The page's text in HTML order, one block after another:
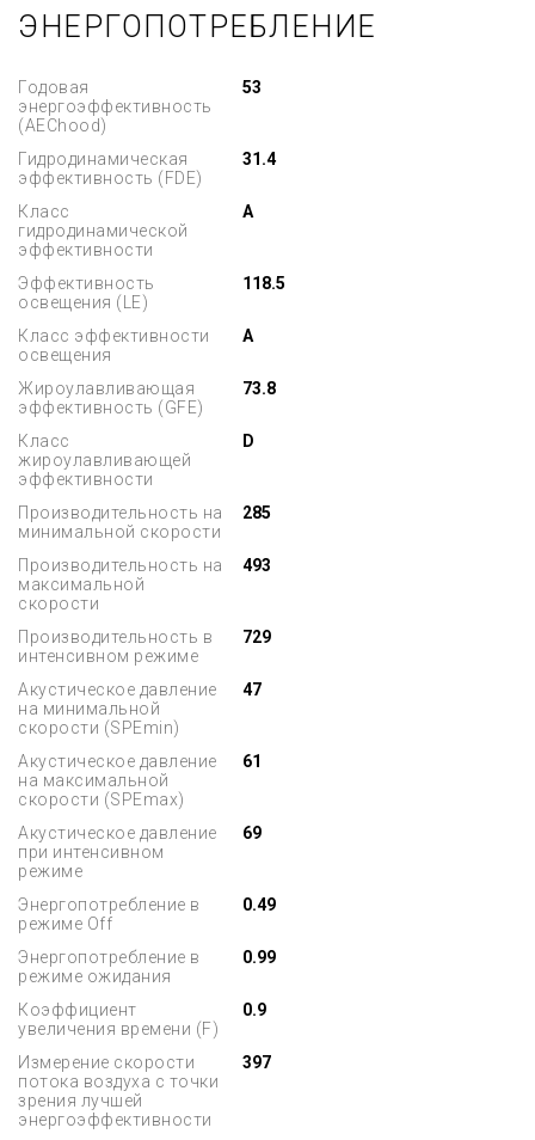
ЭНЕРГОПОТРЕБЛЕНИЕ
Годовая
энергоэффективность
(AEChood)
53
Гидродинамическая
эффективность (FDE)
31.4
Класс
гидродинамической
эффективности
A
Эффективность
освещения (LE)
118.5
Класс эффективности
освещения
A
Жироулавливающая
эффективность (GFE)
73.8
Класс
жироулавливающей
эффективности
D
Производительность на
минимальной скорости
285
Производительность на
максимальной
скорости
493
Производительность в
интенсивном режиме
729
Акустическое давление
на минимальной
скорости (SPEmin)
47
Акустическое давление
на максимальной
скорости (SPEmax)
61
Акустическое давление
при интенсивном
режиме
69
Энергопотребление в
режиме Off
0.49
Энергопотребление в
режиме ожидания
0.99
Коэффициент
увеличения времени (F)
0.9
Измерение скорости
потока воздуха с точки
зрения лучшей
энергоэффективности
397